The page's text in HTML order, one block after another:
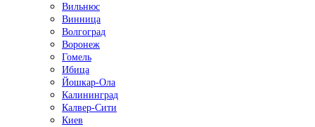
Вильнюс
Винница
Волгоград
Воронеж
Гомель
Ибица
Йошкар-Ола
Калининград
Калвер-Сити
Киев